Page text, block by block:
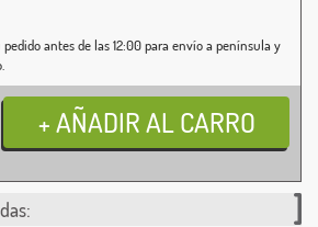
antes de las 12:00 para envío a península y